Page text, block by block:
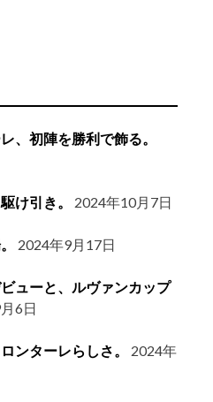
、初陣を勝利で飾る。
け引き。 2024年10月7日
2024年9月17日
ューと、ルヴァンカップ
6日
ンターレらしさ。
2024年